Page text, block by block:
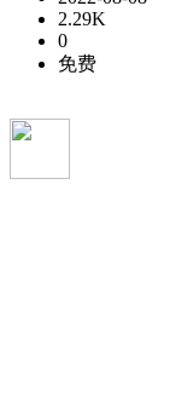
2.29K
0
免费